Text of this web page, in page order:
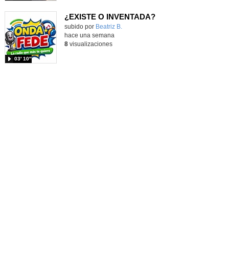
¿EXISTE O INVENTADA?
Contenido educativo.
subido por Beatriz B.
03′ 10″
hace una semana
8visualizaciones